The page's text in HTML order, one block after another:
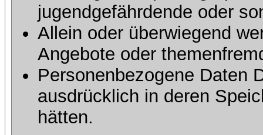
jugendgefährdende oder
Allein oder überwiegend
Angebote oder
Personenbezogene Daten
ausdrücklich in deren
hätten.